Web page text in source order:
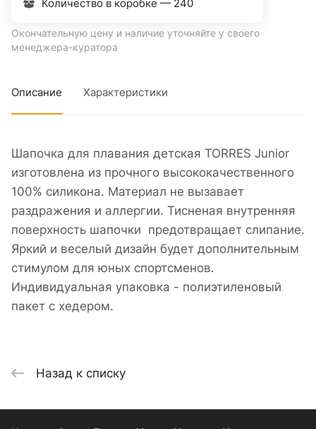
Количество в коробке — 240
Окончательную цену и наличие уточняйте у своего
менеджера-куратора
Описание Характеристики
Шапочка для плавания детская TORRES Junior
изготовлена из прочного высококачественного
100% силикона. Материал не вызавает
раздражения и аллергии. Тисненая внутренняя
поверхность шапочки предотвращает слипание.
Яркий и веселый дизайн будет дополнительным
стимулом для юных спортсменов.
Индивидуальная упаковка - полиэтиленовый
пакет с хедером.
Назад к списку